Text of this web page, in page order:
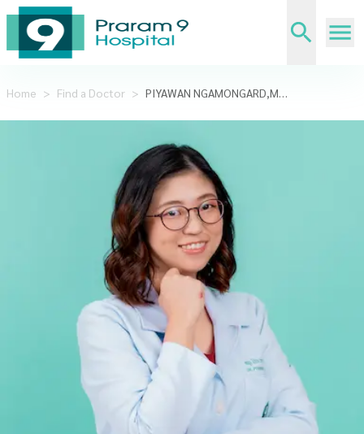
Home > Find a Doctor > PIYAWAN NGAMONGARD,M.D.